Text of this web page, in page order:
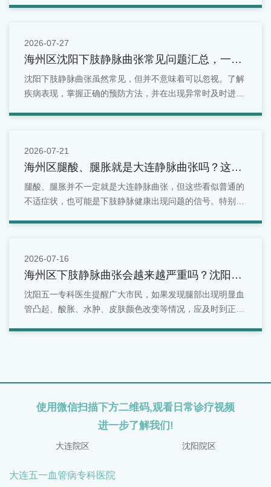
2026-07-27
海州区沈阳下肢静脉曲张常见问题汇总，一文
看懂
沈阳下肢静脉曲张虽然常见，但并不意味着可以忽视。了解
疾病表现，掌握正确的预防方法，并在出现异常时及时进行
2026-07-21
海州区腿酸、腿胀就是大连静脉曲张吗？这些
症状别忽视
腿酸、腿胀并不一定就是大连静脉曲张，但这些看似普通的
不适症状，也可能是下肢静脉健康出现问题的信号。特别是
2026-07-16
海州区下肢静脉曲张会越来越严重吗？沈阳五
一专科医生为您解答！
沈阳五一专科医生提醒广大市民，如果发现腿部出现明显血
管凸起、酸胀、水肿、皮肤颜色改变等情况，应及时到正规
使用微信扫描下方二维码,观看日常诊疗视频
进一步了解我们!
大连院区 沈阳院区
大连五一血管病专科医院